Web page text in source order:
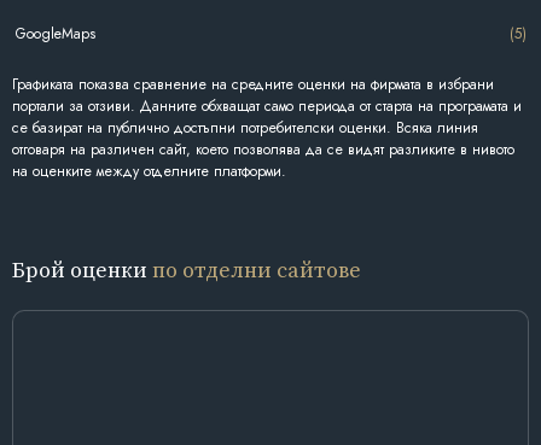
GoogleMaps (5)
Графиката показва сравнение на средните оценки на фирмата в избрани
портали за отзиви. Данните обхващат само периода от старта на програмата и
се базират на публично достъпни потребителски оценки. Всяка линия
отговаря на различен сайт, което позволява да се видят разликите в нивото
на оценките между отделните платформи.
Брой оценки по отделни сайтове